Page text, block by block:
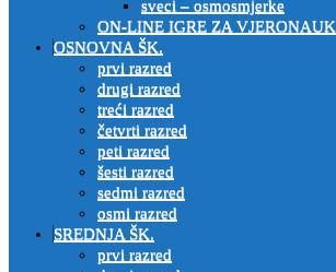
sveci – osmosmjerke
ON-LINE IGRE ZA VJERONAUK
OSNOVNA ŠK.
prvi razred
drugi razred
treći razred
četvrti razred
peti razred
šesti razred
sedmi razred
osmi razred
SREDNJA ŠK.
prvi razred